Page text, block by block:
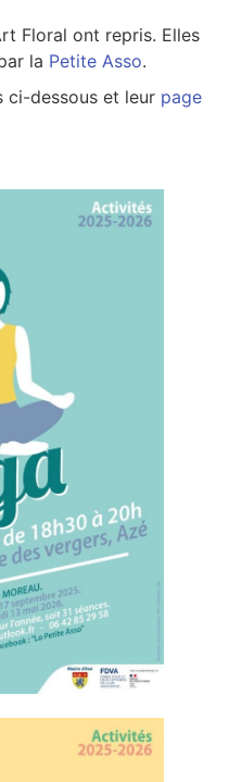
Floral ont repris. Elles
la Petite Asso.
ci-dessous et leur page